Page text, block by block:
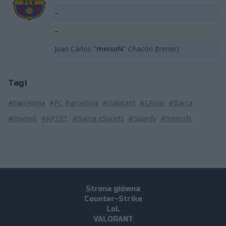
–
–
Juan Carlos "meisoN" Chacón (trener)
Tagi
#barcelona #FC Barcelona #Valorant #LRojo #Barca
#maniek #KPZET #Barça eSports #Guardy #meisoN
Strona główna
Counter-Strike
LoL
VALORANT